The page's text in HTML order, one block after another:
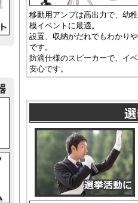
移動用アンプは高出力で、幼
模イベントに最適。
設置、収納がだれでもわかり
です。
防滴仕様のスピーカーで、イ
安心です。